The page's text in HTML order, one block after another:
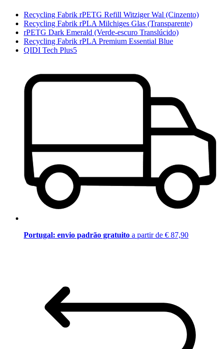
Recycling Fabrik rPETG Refill Witziger Wal (Cinzento)
Recycling Fabrik rPLA Milchiges Glas (Transparente)
rPETG Dark Emerald (Verde-escuro Translúcido)
Recycling Fabrik rPLA Premium Essential Blue
QIDI Tech Plus5
Portugal: envio padrão gratuito a partir de € 87,90